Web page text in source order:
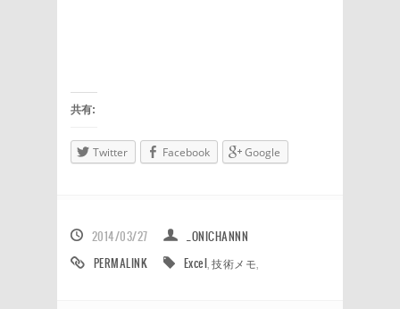
共有:
Twitter Facebook Google
2014/03/27
_ONICHANNN
PERMALINK
Excel ,技術メモ